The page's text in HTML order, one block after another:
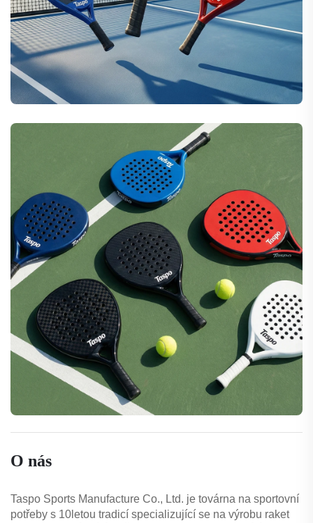
O nás
Taspo Sports Manufacture Co., Ltd. je továrna na sportovní
potřeby s 10letou tradicí specializující se na výrobu raket